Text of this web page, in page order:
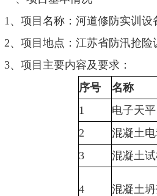
1、项目名称：河道修防实训设
2、项目地点：江苏省防汛抢
3、项目主要内容及要求：
序号
名称
1
电子天平
2
混凝土
3
混凝土
4 混凝土